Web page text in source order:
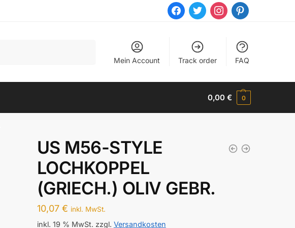
facebooktwitter instagrampinterest
Mein Account Track order FAQ
0,00€ 0
US M56-STYLE
LOCHKOPPEL
(GRIECH.) OLIV GEBR.
10,07 € inkl. MwSt.
inkl. 19 % MwSt. zzgl. Versandkosten